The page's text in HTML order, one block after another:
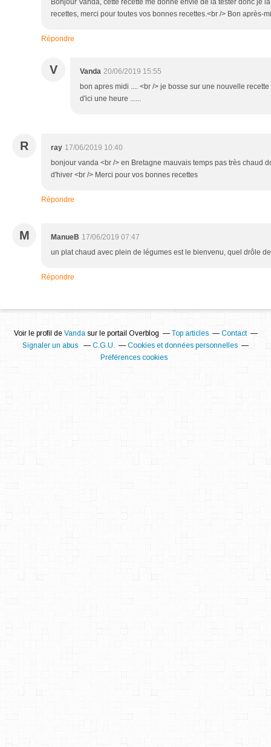
Bonjour Vanda, cette recette me donne envie de la tester donc je
recettes, merci pour toutes vos bonnes recettes.<br /> Bon après-
Répondre
V Vanda 20/06/2019 15:55
bon apres midi .... <br /> je bosse sur une nouvelle
d'ici une heure ......
R ray 17/06/2019 10:40
bonjour vanda <br /> en Bretagne mauvais temps pas très chaud
d'hiver <br /> Merci pour vos bonnes recettes
Répondre
M ManueB 17/06/2019 07:47
un plat chaud avec plein de légumes est le bienvenu, quel drôle
Répondre
Voir le profil de Vandasur le portail Overblog Top articles
Contact
Signaler un abus
C.G.U.
Cookies et données personnelles
Préférences cookies